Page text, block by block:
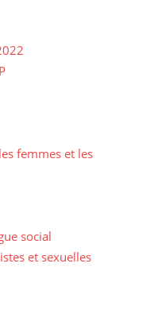
femmes et les
social
et sexuelles